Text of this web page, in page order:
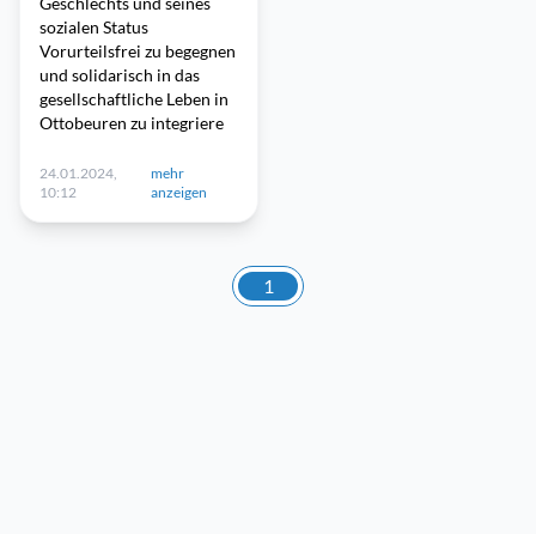
sozialen Status
Vorurteilsfrei zu begegnen
und solidarisch in das
gesellschaftliche Leben in
Ottobeuren zu integriere
24.01.2024,
10:12
mehr
anzeigen
1